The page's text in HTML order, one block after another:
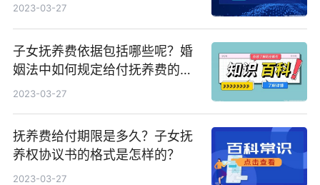
2023-03-27
子女抚养费依据包括哪些呢？婚
姻法中如何规定给付抚养费的时
间呢？
2023-03-27
抚养费给付期限是多久？子女抚
养权协议书的格式是怎样的？
2023-03-27